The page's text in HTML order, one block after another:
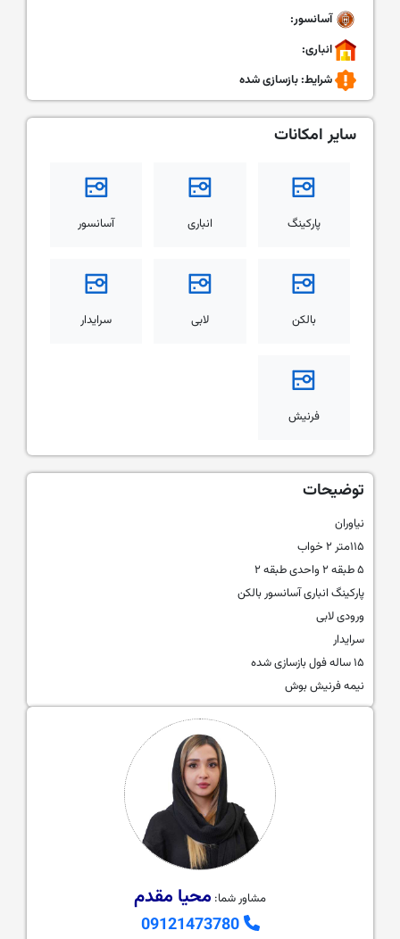
آسانسور:
انباری:
شرایط:بازسازی شده
سایر امکانات
پارکینگ انباری آسانسور
بالکن لابی سرایدار
فرنیش
توضیحات
نیاوران
۱۱۵متر ۲ خواب
۵ طبقه ۲ واحدی طبقه ۲
پارکینگ انباری آسانسور بالکن
ورودی لابی
سرایدار
۱۵ ساله فول بازسازی شده
نیمه فرنیش بوش
مشاور شما: محیا مقدم
09121473780